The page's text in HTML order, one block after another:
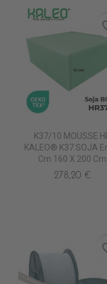
K37/10 MOUSSE
KALEO® K37 SOJA
Cm 160 X 200 Cm
278,20 €